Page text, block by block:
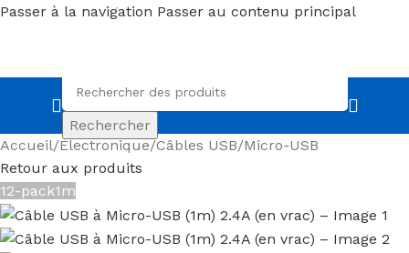
Passer à la navigation Passer au contenu principal
Rechercher
Accueil/Électronique/Câbles USB/Micro-USB
Retour aux produits
12-pack1m